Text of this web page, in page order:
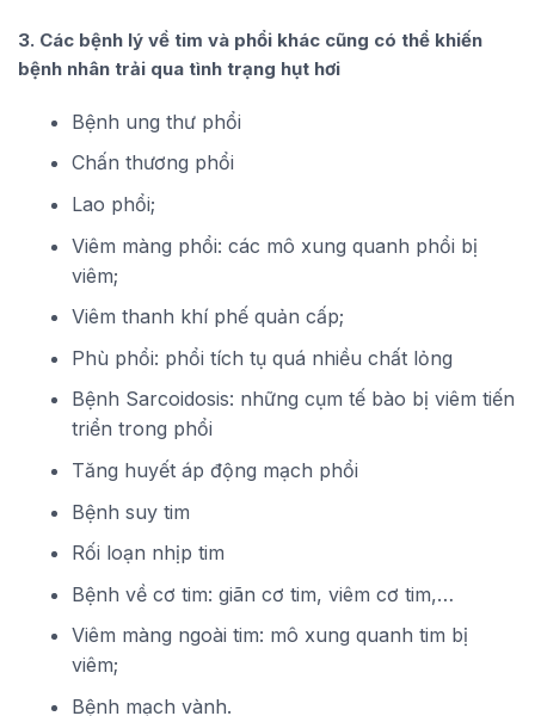
3. Các bệnh lý về tim và phổi khác cũng có thể khiến
bệnh nhân trải qua tình trạng hụt hơi
Bệnh ung thư phổi
Chấn thương phổi
Lao phổi;
Viêm màng phổi: các mô xung quanh phổi bị
viêm;
Viêm thanh khí phế quản cấp;
Phù phổi: phổi tích tụ quá nhiều chất lỏng
Bệnh Sarcoidosis: những cụm tế bào bị viêm tiến
triển trong phổi
Tăng huyết áp động mạch phổi
Bệnh suy tim
Rối loạn nhịp tim
Bệnh về cơ tim: giãn cơ tim, viêm cơ tim,…
Viêm màng ngoài tim: mô xung quanh tim bị
viêm;
Bệnh mạch vành.